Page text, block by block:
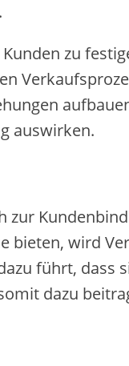
zu
auswirken.
zur
bieten, wird
führt, dass
dazu